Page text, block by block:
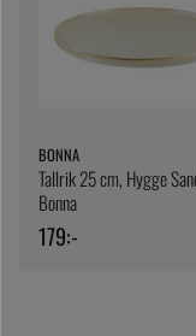
BONNA
Tallrik 25 cm, Hygge
Bonna
179:-